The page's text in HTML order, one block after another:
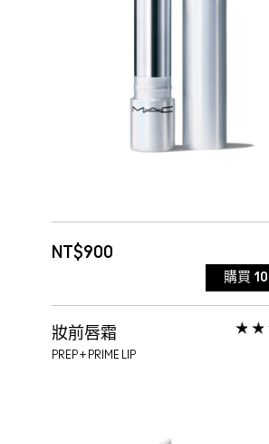
NT$900
購買 10
456 INTROVERT 白桃果凍
457 FAVOURITE 荔枝果凍
妝前唇霜
PREP + PRIME LIP